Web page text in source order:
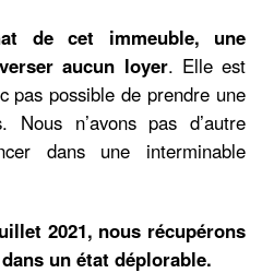
de cet immeuble, une
aucun loyer. Elle est
pas possible de prendre une
Nous n’avons pas d’autre
dans une interminable
2021, nous récupérons
un état déplorable.